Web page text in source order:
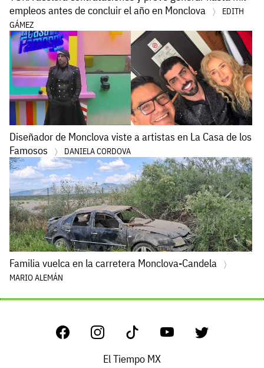
empleos antes de concluir el año en Monclova
EDITH
GÁMEZ
Diseñador de Monclova viste a artistas en La Casa de los
Famosos
DANIELA CORDOVA
Familia vuelca en la carretera Monclova-Candela
MARIO ALEMÁN
El Tiempo MX